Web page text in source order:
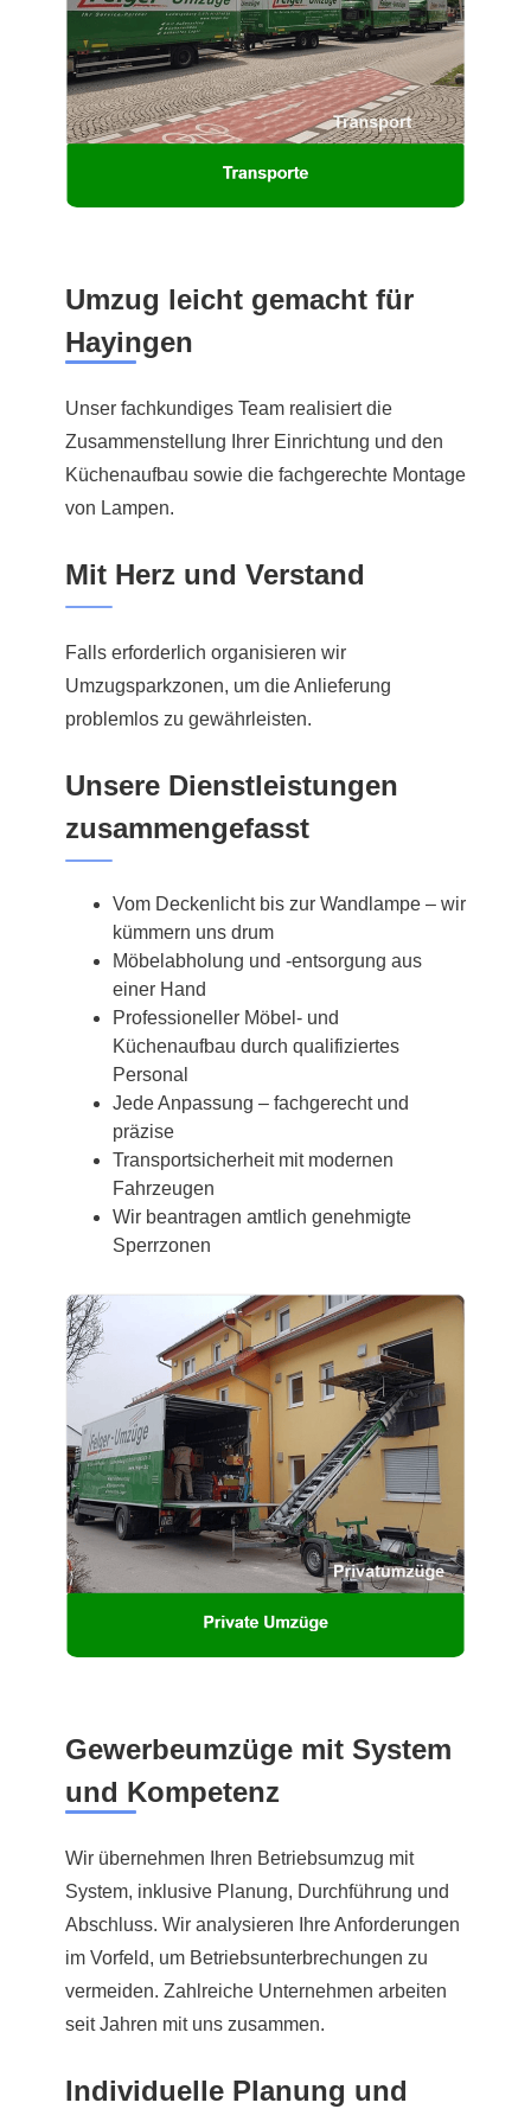
Umzug leicht gemacht für
Hayingen
Unser fachkundiges Team realisiert die
Zusammenstellung Ihrer Einrichtung und den
Küchenaufbau sowie die fachgerechte Montage
von Lampen.
Mit Herz und Verstand
Falls erforderlich organisieren wir
Umzugsparkzonen, um die Anlieferung
problemlos zu gewährleisten.
Unsere Dienstleistungen
zusammengefasst
Vom Deckenlicht bis zur Wandlampe – wir
kümmern uns drum
Möbelabholung und -entsorgung aus
einer Hand
Professioneller Möbel- und
Küchenaufbau durch qualifiziertes
Personal
Jede Anpassung – fachgerecht und
präzise
Transportsicherheit mit modernen
Fahrzeugen
Wir beantragen amtlich genehmigte
Sperrzonen
Gewerbeumzüge mit System
und Kompetenz
Wir übernehmen Ihren Betriebsumzug mit
System, inklusive Planung, Durchführung und
Abschluss. Wir analysieren Ihre Anforderungen
im Vorfeld, um Betriebsunterbrechungen zu
vermeiden. Zahlreiche Unternehmen arbeiten
seit Jahren mit uns zusammen.
Individuelle Planung und